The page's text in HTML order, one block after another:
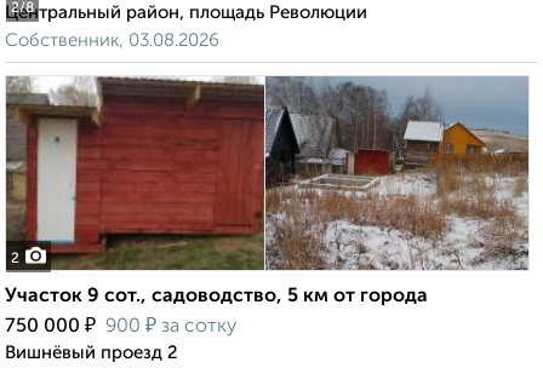
2/8
Центральный район, площадь Революции
Собственник, 03.08.2026
2
Участок 9 сот., садоводство, 5 км от города
750 000 ₽ 900 ₽ за сотку
Вишнёвый проезд 2